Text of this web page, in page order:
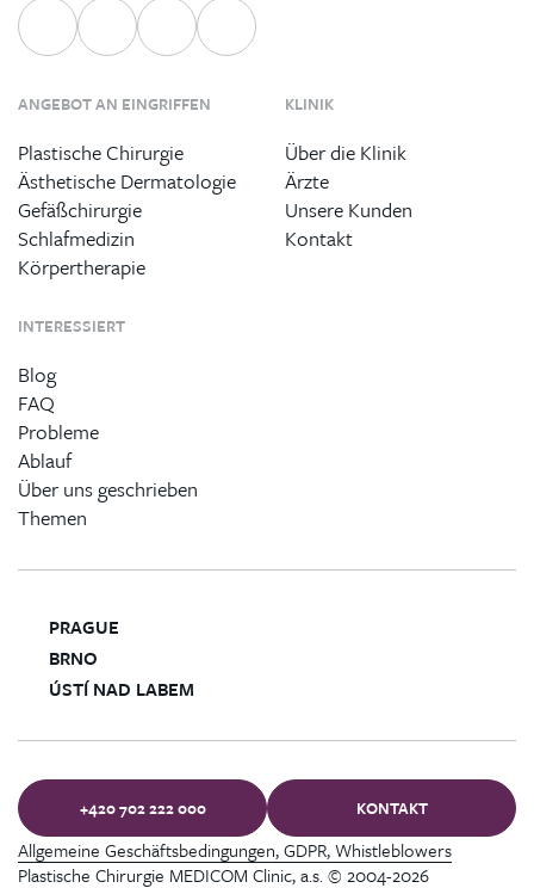
ANGEBOT AN EINGRIFFEN
Plastische Chirurgie
Ästhetische Dermatologie
Gefäßchirurgie
Schlafmedizin
Körpertherapie
KLINIK
Über die Klinik
Ärzte
Unsere Kunden
Kontakt
INTERESSIERT
Blog
FAQ
Probleme
Ablauf
Über uns geschrieben
Themen
PRAGUE
BRNO
ÚSTÍ NAD LABEM
+420 702 222 000 KONTAKT
Plastische Chirurgie MEDICOM Clinic, a.s. © 2004-2026
Allgemeine Geschäftsbedingungen, GDPR, Whistleblowers